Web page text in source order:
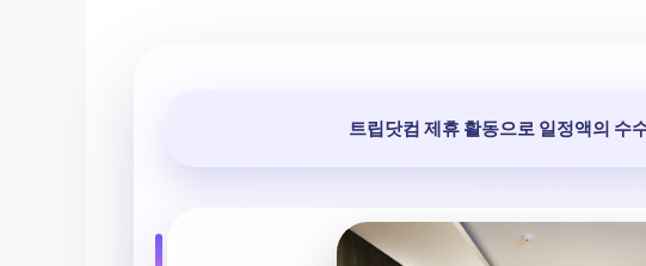
트립닷컴 제휴 활동으로 일정액의 수